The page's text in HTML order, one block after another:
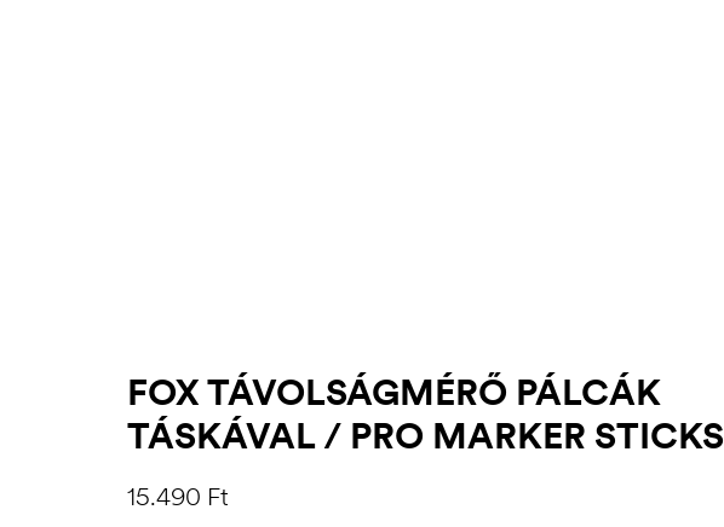
FOX TÁVOLSÁGMÉRŐ PÁLCÁK
TÁSKÁVAL / PRO MARKER STICKS
15.490 Ft